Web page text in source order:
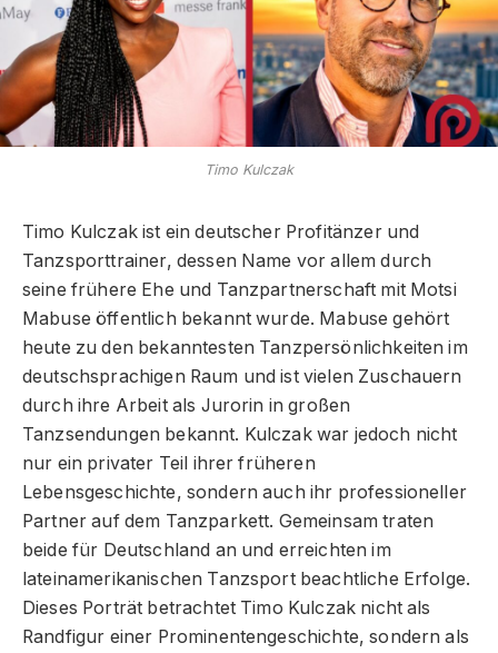
Timo Kulczak
Timo Kulczak ist ein deutscher Profitänzer und
Tanzsporttrainer, dessen Name vor allem durch
seine frühere Ehe und Tanzpartnerschaft mit Motsi
Mabuse öffentlich bekannt wurde. Mabuse gehört
heute zu den bekanntesten Tanzpersönlichkeiten im
deutschsprachigen Raum und ist vielen Zuschauern
durch ihre Arbeit als Jurorin in großen
Tanzsendungen bekannt. Kulczak war jedoch nicht
nur ein privater Teil ihrer früheren
Lebensgeschichte, sondern auch ihr professioneller
Partner auf dem Tanzparkett. Gemeinsam traten
beide für Deutschland an und erreichten im
lateinamerikanischen Tanzsport beachtliche Erfolge.
Dieses Porträt betrachtet Timo Kulczak nicht als
Randfigur einer Prominentengeschichte, sondern als